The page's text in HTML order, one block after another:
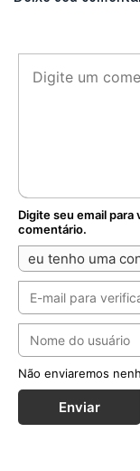
Digite seu email para
comentário.
eu tenho uma
Não enviaremos
Enviar